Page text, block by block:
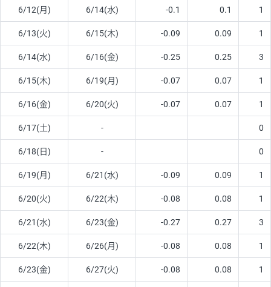
6/12(月) 6/14(水) -0.1 0.1 1
6/13(火) 6/15(木) -0.09 0.09 1
6/14(水) 6/16(金) -0.25 0.25 3
6/15(木) 6/19(月) -0.07 0.07 1
6/16(金) 6/20(火) -0.07 0.07 1
6/17(土) - 0
6/18(日) - 0
6/19(月) 6/21(水) -0.09 0.09 1
6/20(火) 6/22(木) -0.08 0.08 1
6/21(水) 6/23(金) -0.27 0.27 3
6/22(木) 6/26(月) -0.08 0.08 1
6/23(金) 6/27(火) -0.08 0.08 1